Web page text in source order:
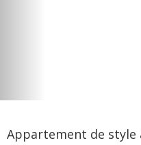
Appartement de style